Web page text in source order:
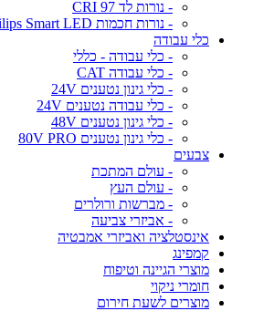
- נורות לד CRI 97
- נורות חכמות Philips Smart LED
כלי עבודה
- כלי עבודה - כללי
- כלי עבודה CAT
- כלי גינון נטענים 24V
- כלי עבודה נטענים 24V
- כלי גינון נטענים 48V
- כלי גינון נטענים 80V PRO
צבעים
- עולם המתכת
- עולם העץ
- מברשות ורולרים
- אביזרי צביעה
אינסטלציה ואביזרי אמבטיה
קמפינג
מוצרי הגיינה וטיפוח
חומרי ניקוי
מוצרים לשעת חירום